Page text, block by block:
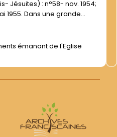
Jésuites) : n°58- nov. 1954;
1955. Dans une grande
des Anciens
Anciens Missionnaires-
:...émanant de l'Eglise